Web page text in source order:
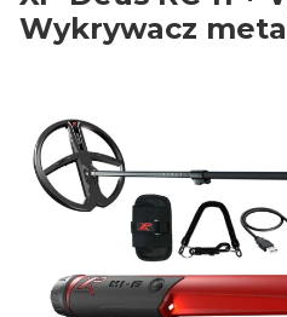
Wykrywacz